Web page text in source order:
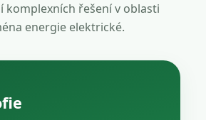
komplexních řešení v oblasti
energie elektrické.